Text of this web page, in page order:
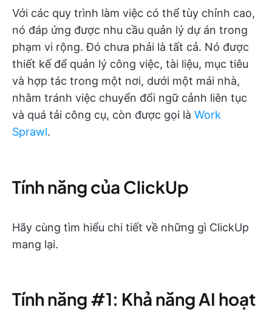
Với các quy trình làm việc có thể tùy chỉnh cao,
nó đáp ứng được nhu cầu quản lý dự án trong
phạm vi rộng. Đó chưa phải là tất cả. Nó được
thiết kế để quản lý công việc, tài liệu, mục tiêu
và hợp tác trong một nơi, dưới một mái nhà,
nhằm tránh việc chuyển đổi ngữ cảnh liên tục
và quá tải công cụ, còn được gọi là Work
Sprawl.
Tính năng của ClickUp
Hãy cùng tìm hiểu chi tiết về những gì ClickUp
mang lại.
Tính năng #1: Khả năng AI hoạt